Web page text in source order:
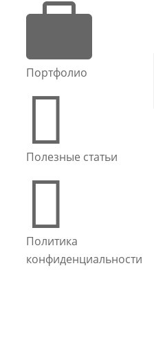

Портфолио

Полезные статьи

Политика
конфиденциальности